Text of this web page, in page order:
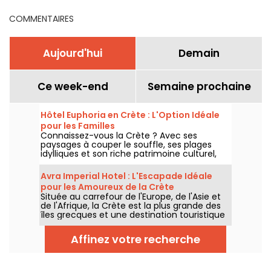
COMMENTAIRES
Aujourd'hui Demain
Ce week-end Semaine prochaine
Hôtel Euphoria en Crète : L'Option Idéale
pour les Familles
Connaissez-vous la Crète ? Avec ses
paysages à couper le souffle, ses plages
idylliques et son riche patrimoine culturel,
l’île est une destination de choix pour les
voyageurs en quête d'aventure et de
détente.
Avra Imperial Hotel : L'Escapade Idéale
pour les Amoureux de la Crète
Située au carrefour de l'Europe, de l'Asie et
de l'Afrique, la Crète est la plus grande des
îles grecques et une destination touristique
de premier plan. Connue pour ses plages
magnifiques, ses sites archéologiques
fascinants et ses montagnes majestueuses,
la Crète offre une expérience unique à ses
Affinez votre recherche